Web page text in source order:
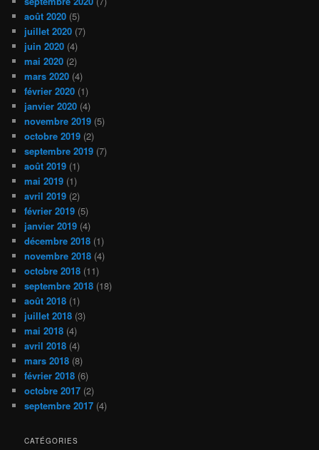
août 2020 (5)
juillet 2020 (7)
juin 2020 (4)
mai 2020 (2)
mars 2020 (4)
février 2020 (1)
janvier 2020 (4)
novembre 2019 (5)
octobre 2019 (2)
septembre 2019 (7)
août 2019 (1)
mai 2019 (1)
avril 2019 (2)
février 2019 (5)
janvier 2019 (4)
décembre 2018 (1)
novembre 2018 (4)
octobre 2018 (11)
septembre 2018 (18)
août 2018 (1)
juillet 2018 (3)
mai 2018 (4)
avril 2018 (4)
mars 2018 (8)
février 2018 (6)
octobre 2017 (2)
septembre 2017 (4)
CATÉGORIES